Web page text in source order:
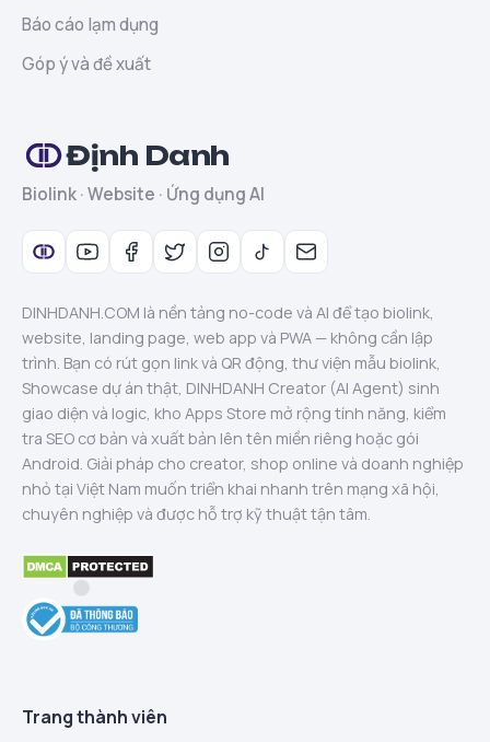
Báo cáo lạm dụng
Góp ý và đề xuất
Định Danh
Biolink · Website · Ứng dụng AI
DINHDANH.COM là nền tảng no-code và AI để tạo biolink,
website, landing page, web app và PWA — không cần lập
trình. Bạn có rút gọn link và QR động, thư viện mẫu biolink,
Showcase dự án thật, DINHDANH Creator (AI Agent) sinh
giao diện và logic, kho Apps Store mở rộng tính năng, kiểm
tra SEO cơ bản và xuất bản lên tên miền riêng hoặc gói
Android. Giải pháp cho creator, shop online và doanh nghiệp
nhỏ tại Việt Nam muốn triển khai nhanh trên mạng xã hội,
chuyên nghiệp và được hỗ trợ kỹ thuật tận tâm.
Trang thành viên